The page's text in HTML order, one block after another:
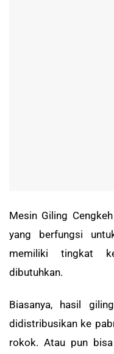
Mesin Giling
yang berfungsi
memiliki tingkat
dibutuhkan.
Biasanya, hasil
didistribusikan ke
rokok. Atau pun